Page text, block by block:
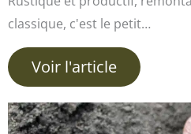
classique, c'est le petit…
Voir l'article